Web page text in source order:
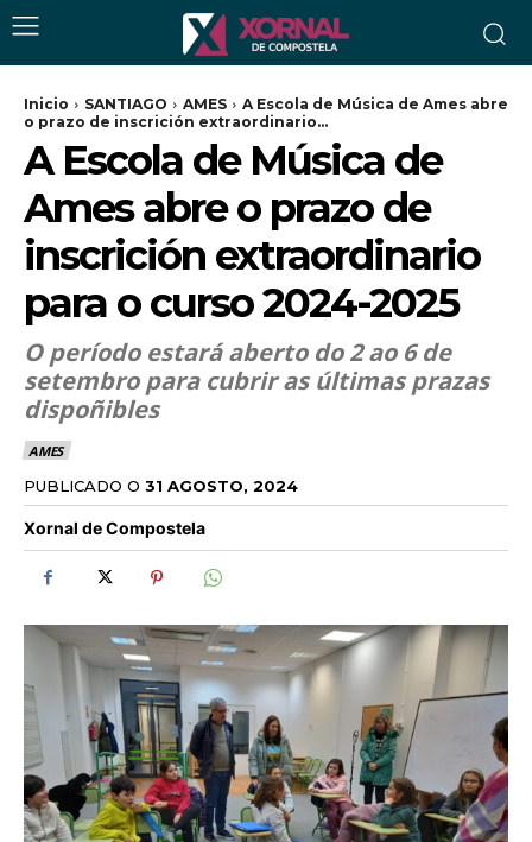
Inicio SANTIAGO AMES
A Escola de Música de Ames abre
o prazo de inscrición extraordinario...
A Escola de Música de
Ames abre o prazo de
inscrición extraordinario
para o curso 2024-2025
O período estará aberto do 2 ao 6 de
setembro para cubrir as últimas prazas
dispoñibles
AMES
PUBLICADO O 31 AGOSTO, 2024
Xornal de Compostela